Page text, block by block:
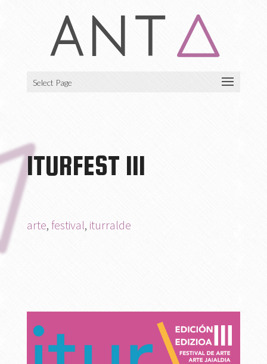
Select Page
ITURFEST III
arte, festival, iturralde